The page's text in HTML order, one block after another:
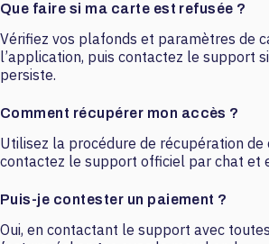
Que faire si ma carte est refusée ?
Vérifiez vos plafonds et paramètres de
l’application, puis contactez le support
persiste.
Comment récupérer mon accès ?
Utilisez la procédure de récupération de
contactez le support officiel par chat et
Puis-je contester un paiement ?
Oui, en contactant le support avec